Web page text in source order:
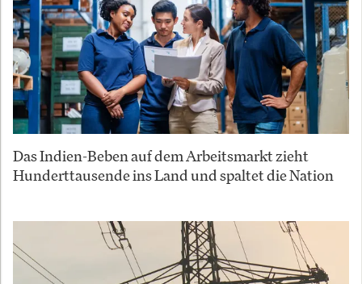
Das Indien-Beben auf dem Arbeitsmarkt zieht
Hunderttausende ins Land und spaltet die Nation